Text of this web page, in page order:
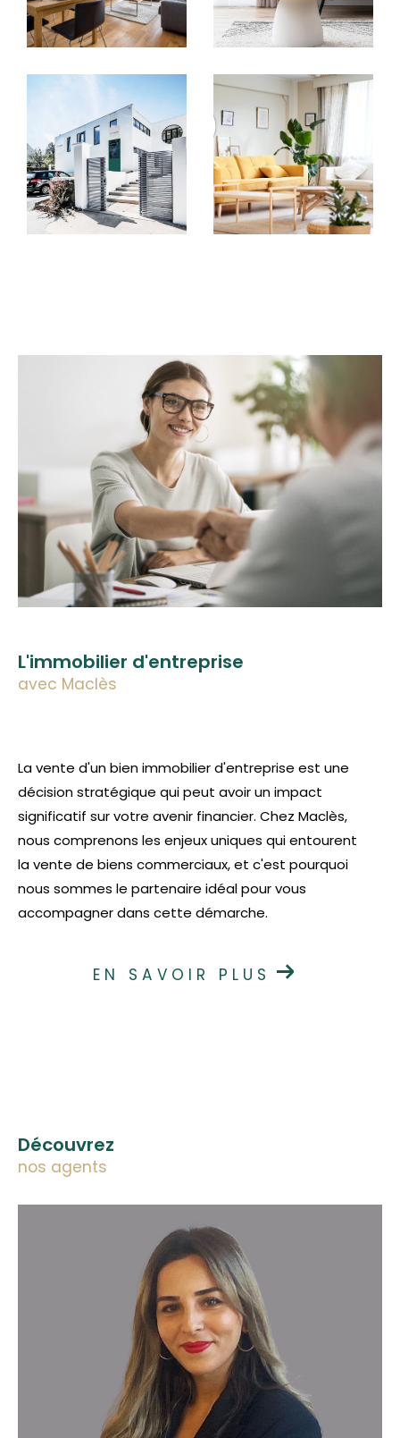
confiance – notaires, diagnostiqueurs,
courtiers et bien d'autres – pour garantir une
à vos besoins.
Un centre collaboratif pour
vous offrir plus
Nous avons créé uncentre d’affaires unique,
pensé pour offrir à nos clients une solution
à toutes vos attentes. Avec Maclès Immobilier,
bénéficiez d’une prise en charge globale et
d’un service alliant proximité,
professionnalisme et excellence.
L'immobilier d'entreprise
avec Maclès
La vente d'un bien immobilier d'entreprise est une
décision stratégique qui peut avoir un impact
significatif sur votre avenir financier. Chez Maclès,
nous comprenons les enjeux uniques qui entourent
la vente de biens commerciaux, et c'est pourquoi
nous sommes le partenaire idéal pour vous
accompagner dans cette démarche.
EN SAVOIR PLUS
Découvrez
nos agents